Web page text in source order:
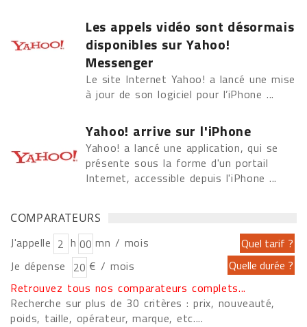
Les appels vidéo sont désormais
disponibles sur Yahoo!
Messenger
Le site Internet Yahoo! a lancé une mise
à jour de son logiciel pour l’iPhone ...
Yahoo! arrive sur l'iPhone
Yahoo! a lancé une application, qui se
présente sous la forme d'un portail
Internet, accessible depuis l'iPhone ...
COMPARATEURS
J'appelle h
mn / mois
Je dépense
€ / mois
Retrouvez tous nos comparateurs complets...
Recherche sur plus de 30 critères : prix, nouveauté,
poids, taille, opérateur, marque, etc....